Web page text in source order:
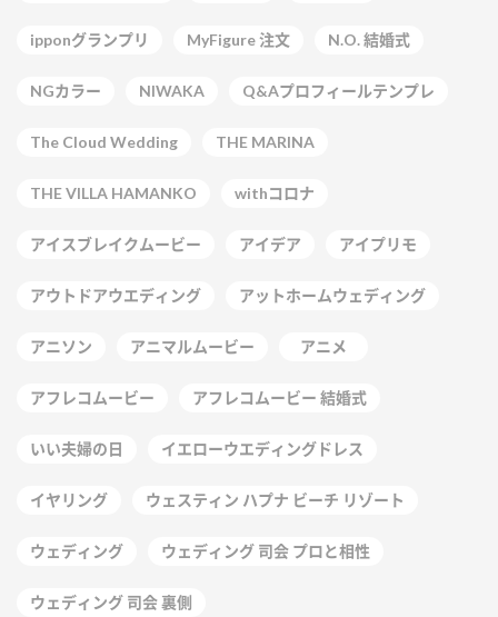
ipponグランプリ MyFigure 注文 N.O. 結婚式
NGカラー NIWAKA Q&Aプロフィールテンプレ
The Cloud Wedding THE MARINA
THE VILLA HAMANKO withコロナ
アイスブレイクムービー アイデア アイプリモ
アウトドアウエディング アットホームウェディング
アニソン アニマルムービー アニメ
アフレコムービー アフレコムービー 結婚式
いい夫婦の日 イエローウエディングドレス
イヤリング ウェスティン ハプナ ビーチ リゾート
ウェディング ウェディング 司会 プロと相性
ウェディング 司会 裏側